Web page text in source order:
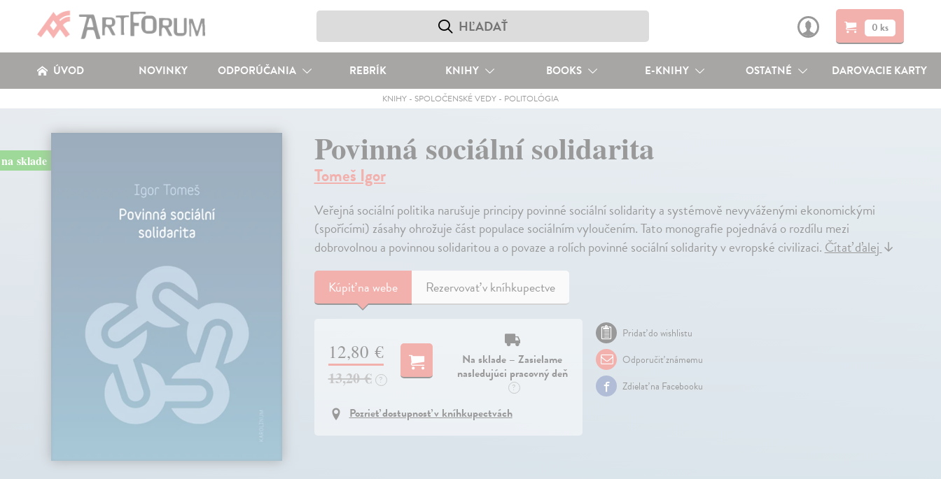
0 ks
ÚVOD NOVINKY ODPORÚČANIA REBRÍK KNIHY BOOKS E-KNIHY OSTATNÉ DAROVACIE KARTY
KNIHY- SPOLOČENSKÉ VEDY- POLITOLÓGIA
na sklade Povinná sociální solidarita
Tomeš Igor
Veřejná sociální politika narušuje principy povinné sociální solidarity a systémově nevyváženými ekonomickými
(spořícími) zásahy ohrožuje část populace sociálním vyloučením. Tato monografie pojednává o rozdílu mezi
dobrovolnou a povinnou solidaritou a o povaze a rolích povinné sociální solidarity v evropské civilizaci.Čítať ďalej↓
Kúpiťna webe Rezervovať v kníhkupectve
12,80 €
13,20 € ?
Na sklade – Zasielame
nasledujúci pracovný deň
?
Pozrieť dostupnosť v kníhkupectvách
Pridať do wishlistu
Odporučiť známemu
Zdielať na Facebooku